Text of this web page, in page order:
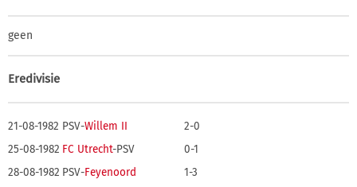
geen
Eredivisie
21-08-1982 PSV-Willem II
2-0
25-08-1982 FC Utrecht-PSV
0-1
28-08-1982 PSV-Feyenoord
1-3